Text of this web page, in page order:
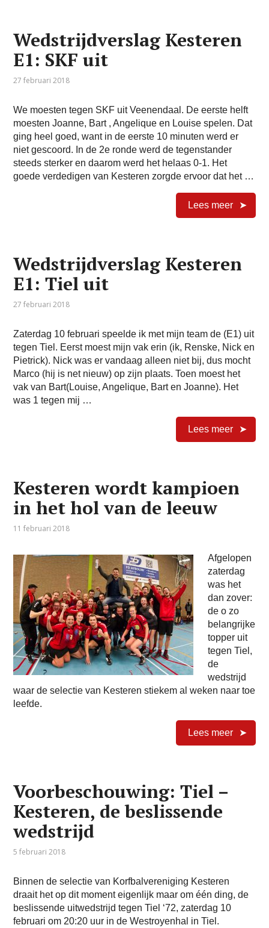
Wedstrijdverslag Kesteren
E1: SKF uit
27 februari 2018
We moesten tegen SKF uit Veenendaal. De eerste helft
moesten Joanne, Bart , Angelique en Louise spelen. Dat
ging heel goed, want in de eerste 10 minuten werd er
niet gescoord. In de 2e ronde werd de tegenstander
steeds sterker en daarom werd het helaas 0-1. Het
goede verdedigen van Kesteren zorgde ervoor dat het …
Lees meer
Wedstrijdverslag Kesteren
E1: Tiel uit
27 februari 2018
Zaterdag 10 februari speelde ik met mijn team de (E1) uit
tegen Tiel. Eerst moest mijn vak erin (ik, Renske, Nick en
Pietrick). Nick was er vandaag alleen niet bij, dus mocht
Marco (hij is net nieuw) op zijn plaats. Toen moest het
vak van Bart(Louise, Angelique, Bart en Joanne). Het
was 1 tegen mij …
Lees meer
Kesteren wordt kampioen
in het hol van de leeuw
11 februari 2018
Afgelopen
zaterdag
was het
dan zover:
de o zo
belangrijke
topper uit
tegen Tiel,
de
wedstrijd
waar de selectie van Kesteren stiekem al weken naar toe
leefde.
Lees meer
Voorbeschouwing: Tiel –
Kesteren, de beslissende
wedstrijd
5 februari 2018
Binnen de selectie van Korfbalvereniging Kesteren
draait het op dit moment eigenlijk maar om één ding, de
beslissende uitwedstrijd tegen Tiel ‘72, zaterdag 10
februari om 20:20 uur in de Westroyenhal in Tiel.